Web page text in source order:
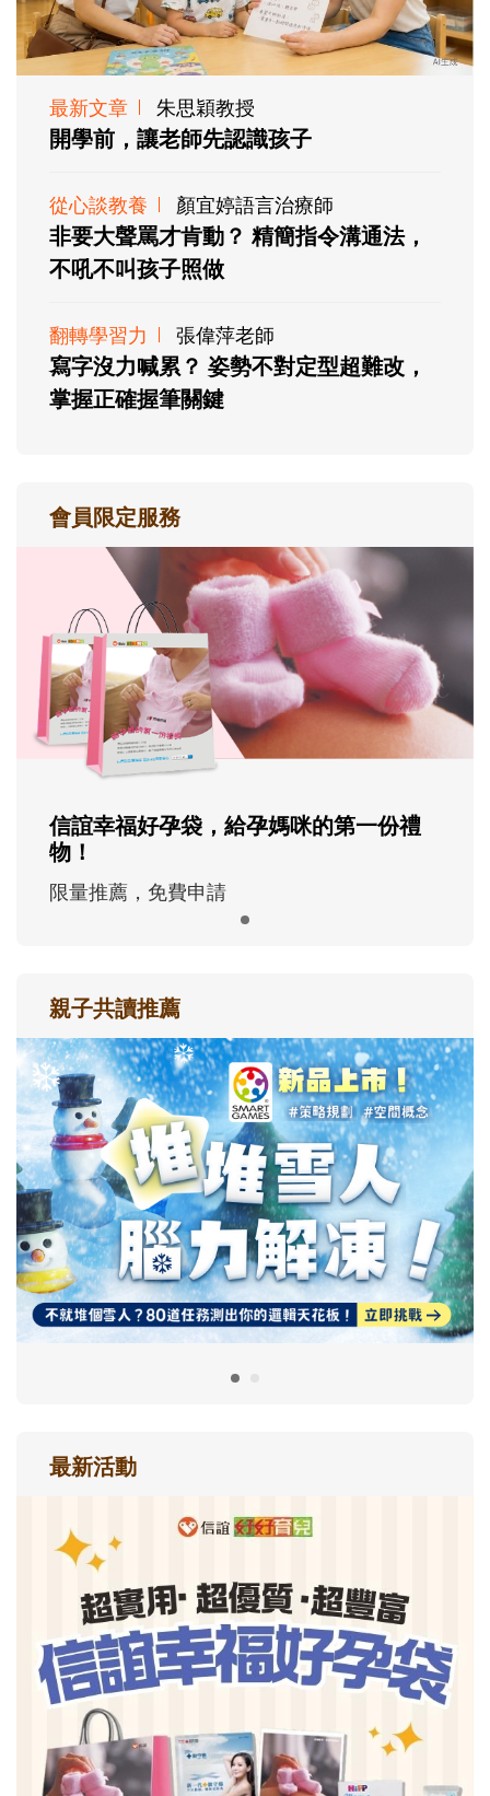
最新文章 朱思穎教授
開學前，讓老師先認識孩子
從心談教養 顏宜婷語言治療師
非要大聲罵才肯動？ 精簡指令溝通法，
不吼不叫孩子照做
翻轉學習力 張偉萍老師
寫字沒力喊累？ 姿勢不對定型超難改，
掌握正確握筆關鍵
會員限定服務
信誼幸福好孕袋，給孕媽咪的第一份禮
物！
限量推薦，免費申請
親子共讀推薦
最新活動